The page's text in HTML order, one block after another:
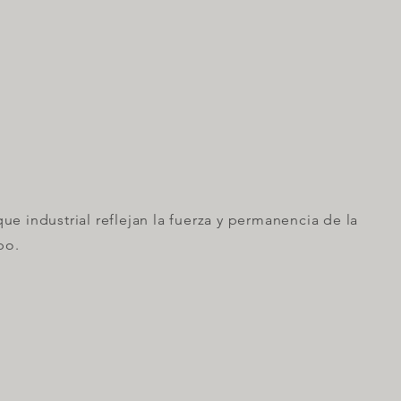
industrial reflejan la fuerza y permanencia de la